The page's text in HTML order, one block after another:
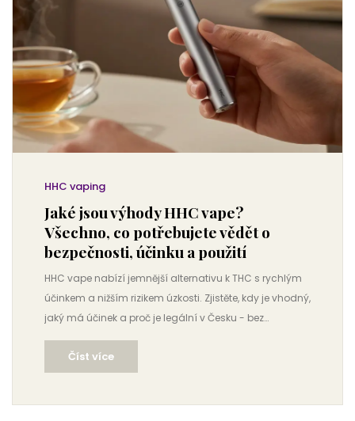
HHC vaping
Jaké jsou výhody HHC vape?
Všechno, co potřebujete vědět o
bezpečnosti, účinku a použití
HHC vape nabízí jemnější alternativu k THC s rychlým
účinkem a nižším rizikem úzkosti. Zjistěte, kdy je vhodný,
jaký má účinek a proč je legální v Česku - bez
marketingového šumu.
Číst více